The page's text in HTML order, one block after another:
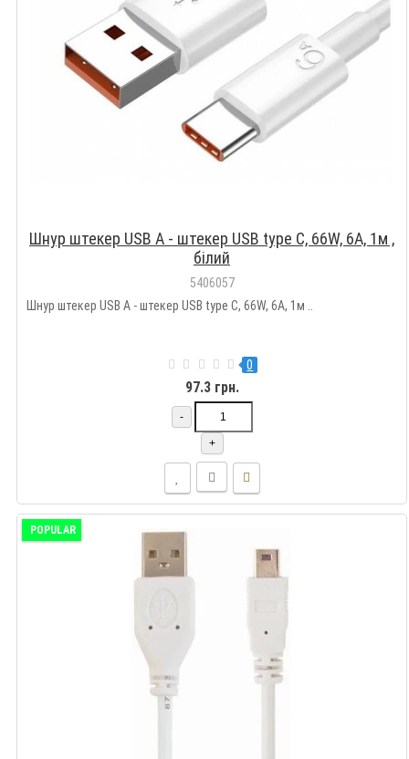
Шнур штекер USB А - штекер USB type C, 66W, 6А, 1м ,
білий
5406057
Шнур штекер USB А - штекер USB type C, 66W, 6А, 1м ..
0
97.3 грн.
-
+
POPULAR